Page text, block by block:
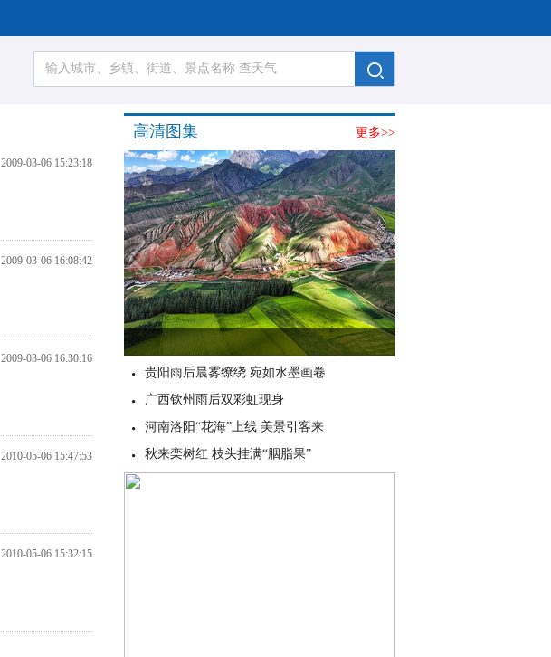
2009-03-06 15:23:18
2009-03-06 16:08:42
2009-03-06 16:30:16
2010-05-06 15:47:53
2010-05-06 15:32:15
更多>>
高清图集
贵阳雨后晨雾缭绕 宛如水墨画卷
广西钦州雨后双彩虹现身
河南洛阳“花海”上线 美景引客来
秋来栾树红 枝头挂满“胭脂果”